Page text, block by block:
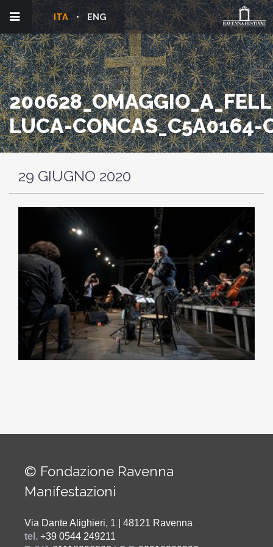
ENG
ITA
LUCA-CONCAS_C5A0164-
29 GIUGNO 2020
© Fondazione Ravenna
Manifestazioni
Via Dante Alighieri, 1 | 48121 Ravenna
tel. +39 0544 249211